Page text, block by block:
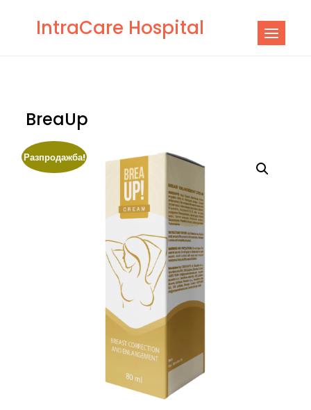
IntraCare Hospital
BreaUp
Разпродажба!